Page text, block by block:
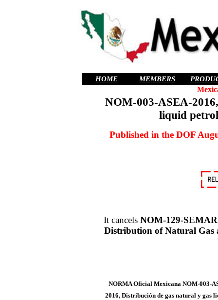
HOME MEMBERS
NOM-003-ASEA-
liquid
Published in the DOF
It cancels NOM-129-
Distribution of Natural Gas
NORMA Oficial Mexicana NOM-003-
2016, Distribución de gas natural y gas